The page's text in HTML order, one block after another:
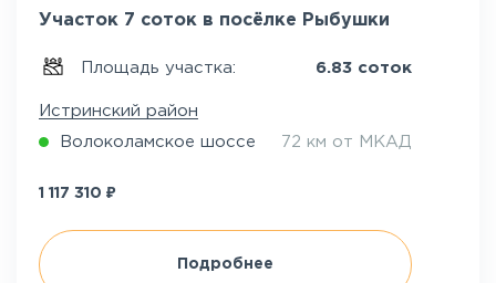
Участок 7 соток в посёлке Рыбушки
Площадь участка: 6.83 соток
Истринский район
Волоколамское шоссе 72 км от МКАД
1 117 310 ₽
Подробнее